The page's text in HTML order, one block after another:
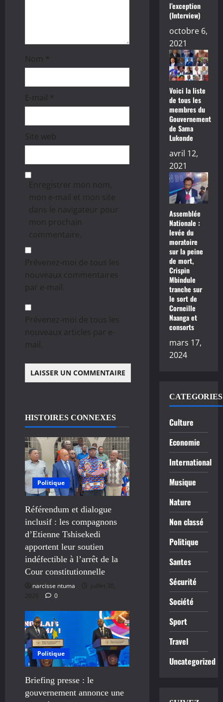
l
Nom *
E-mail *
Site web
Enregistrer mon nom,
mon e-mail et mon site
dans le navigateur pour
mon prochain
commentaire.
Prévenez-moi de tous les
nouveaux commentaires
par e-mail.
Prévenez-moi de tous les
nouveaux articles par e-
mail.
HISTOIRES CONNEXES
Politique
Référendum et dialogue
inclusif : les compagnons
d’Etienne Tshisekedi
apportent leur soutien
indéfectible à l’arrêt de la
Cour constitutionnelle
narcisse ntuma
juillet 30,
2026
0
Politique
Briefing presse : le
gouvernement annonce une
l’exception
(Interview)
octobre 6,
2021
Voici la liste
de tous les
membres du
Gouvernement
de Sama
Lukonde
avril 12,
2021
Assemblée
Nationale :
levée du
moratoire
sur la peine
de mort,
Crispin
Mbindule
tranche sur
le sort de
Corneille
Naanga et
consorts
mars 17,
2024
CATEGORIES
Culture
Economie
International
Musique
Nature
Non classé
Politique
Santes
Sécurité
Société
Sport
Travel
Uncategorized